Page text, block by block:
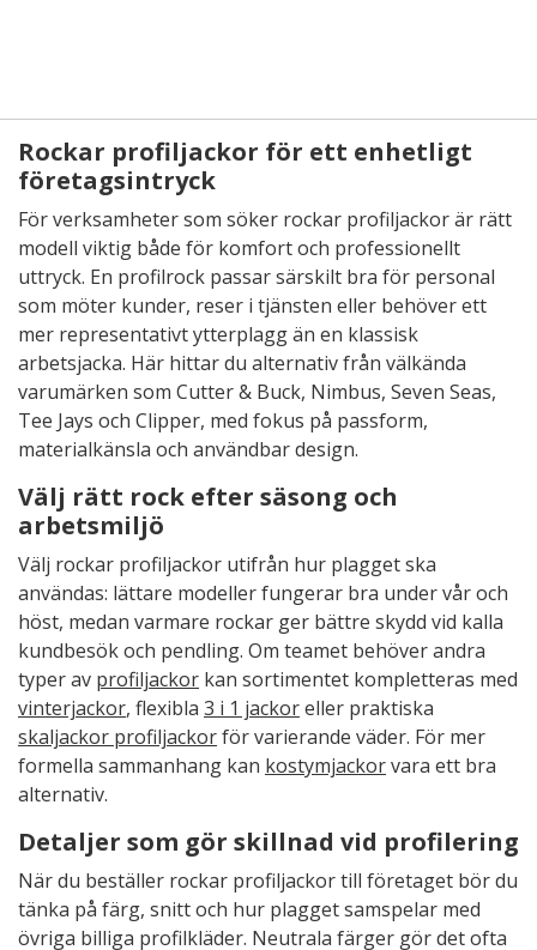
Rockar profiljackor för ett enhetligt
företagsintryck
För verksamheter som söker rockar profiljackor är rätt
modell viktig både för komfort och professionellt
uttryck. En profilrock passar särskilt bra för personal
som möter kunder, reser i tjänsten eller behöver ett
mer representativt ytterplagg än en klassisk
arbetsjacka. Här hittar du alternativ från välkända
varumärken som Cutter & Buck, Nimbus, Seven Seas,
Tee Jays och Clipper, med fokus på passform,
materialkänsla och användbar design.
Välj rätt rock efter säsong och
arbetsmiljö
Välj rockar profiljackor utifrån hur plagget ska
användas: lättare modeller fungerar bra under vår och
höst, medan varmare rockar ger bättre skydd vid kalla
kundbesök och pendling. Om teamet behöver andra
typer av profiljackor kan sortimentet kompletteras med
vinterjackor, flexibla 3 i 1 jackoreller praktiska
skaljackor profiljackorför varierande väder. För mer
formella sammanhang kan kostymjackorvara ett bra
alternativ.
Detaljer som gör skillnad vid profilering
När du beställer rockar profiljackor till företaget bör du
tänka på färg, snitt och hur plagget samspelar med
övriga billiga profilkläder. Neutrala färger gör det ofta